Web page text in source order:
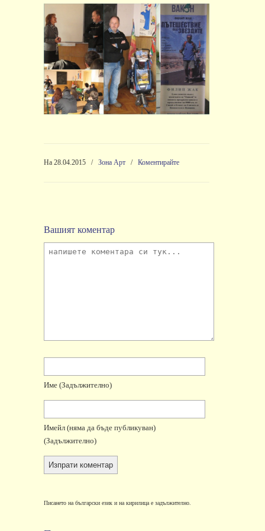
На 28.04.2015 / Зона Арт / Коментирайте
Вашият коментар
Име (задължително)
Имейл (няма да бъде публикуван)
(задължително)
Писането на български език и на кирилица е задължително.